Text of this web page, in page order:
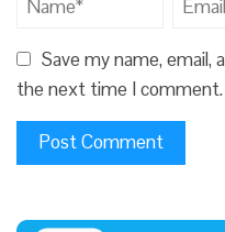
Save my name, email,
the next time I comment.